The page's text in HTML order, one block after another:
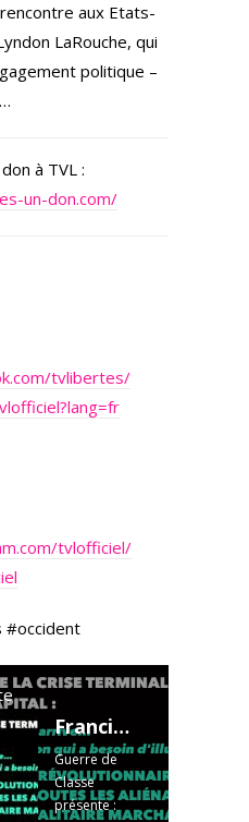
aux Etats-
LaRouche, qui
politique –
à TVL :
un-don.com/
tvlibertes/
tvlofficiel/
#occident
Francis Cousin : Gazette radicale de la crise terminale du Capital - Mai 2026
Guerre de
Classe
présente :